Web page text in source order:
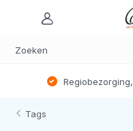
Regiobezorging,
Tags